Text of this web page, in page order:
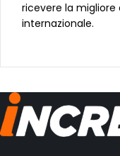
ricevere la migliore
internazionale.